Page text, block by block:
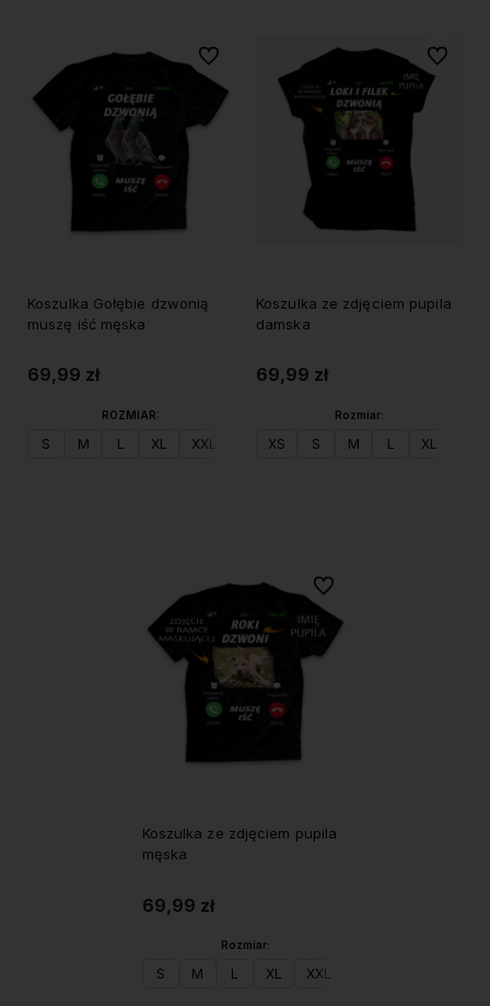
Koszulka Gołębie dzwonią
muszę iść męska
69,99 zł
ROZMIAR:
S M L XL XXL
Do ulubionych
Koszulka ze zdjęciem pupila
damska
69,99 zł
Rozmiar:
XS S M L XL
Do
Koszulka ze zdjęciem pupila
męska
69,99 zł
Rozmiar:
S M L XL XXL
Do ulubionych